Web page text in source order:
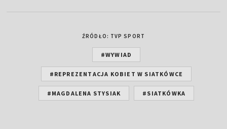
ŹRÓDŁO: TVP SPORT
#WYWIAD
#REPREZENTACJA KOBIET W SIATKÓWCE
#MAGDALENA STYSIAK #SIATKÓWKA